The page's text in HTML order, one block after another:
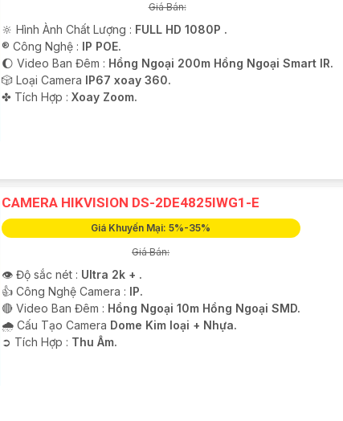
Giá Bán:
🔆 Hình Ành Chất Lượng : FULL HD 1080P .
®️ Công Nghệ : IP POE.
🌔 Video Ban Đêm : Hồng Ngoại 200m Hồng Ngoại Smart IR.
🎲 Loại Camera IP67 xoay 360.
️✤ Tích Hợp : Xoay Zoom.
CAMERA HIKVISION DS-2DE4825IWG1-E
Giá Khuyến Mại: 5%-35%
Giá Bán:
👁 Độ sắc nét : Ultra 2k + .
👍 Công Nghệ Camera : IP.
🔴 Video Ban Đêm : Hồng Ngoại 10m Hồng Ngoại SMD.
🌧️ Cấu Tạo Camera Dome Kim loại + Nhựa.
️➲ Tích Hợp : Thu Âm.